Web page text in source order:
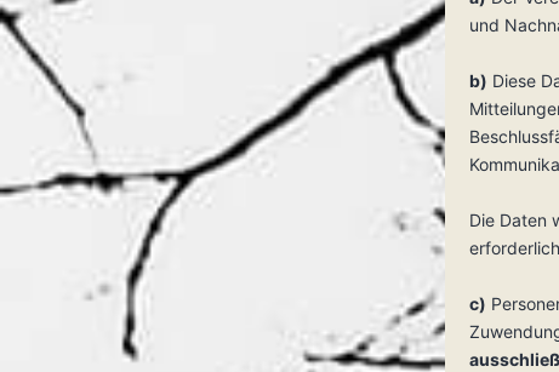
und
b) Diese
Die Daten
c)